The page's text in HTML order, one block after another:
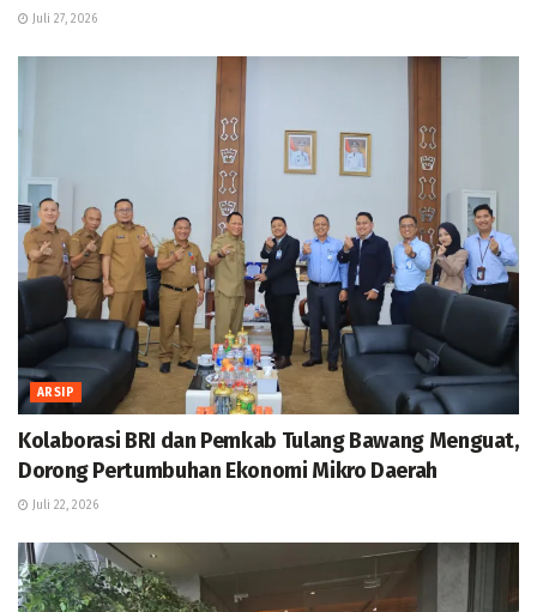
Juli 27, 2026
ARSIP
Kolaborasi BRI dan Pemkab Tulang Bawang Menguat,
Dorong Pertumbuhan Ekonomi Mikro Daerah
Juli 22, 2026